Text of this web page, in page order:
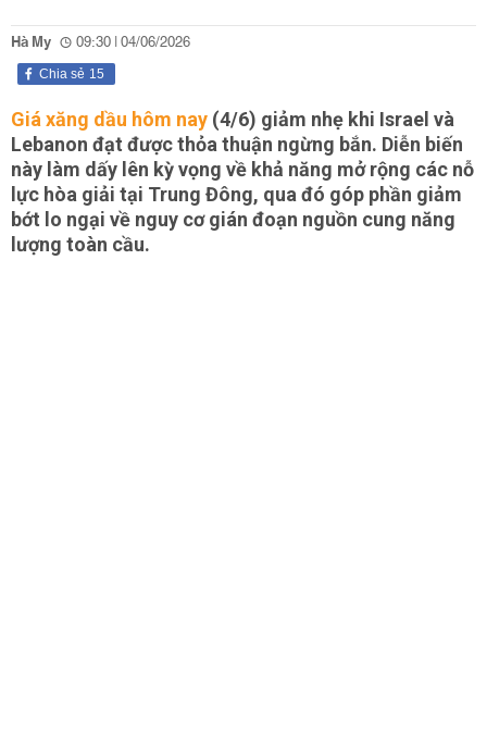
Hà My 09:30 | 04/06/2026
15
Chia sẻ
Giá xăng dầu hôm nay (4/6) giảm nhẹ khi Israel và
Lebanon đạt được thỏa thuận ngừng bắn. Diễn biến
này làm dấy lên kỳ vọng về khả năng mở rộng các nỗ
lực hòa giải tại Trung Đông, qua đó góp phần giảm
bớt lo ngại về nguy cơ gián đoạn nguồn cung năng
lượng toàn cầu.